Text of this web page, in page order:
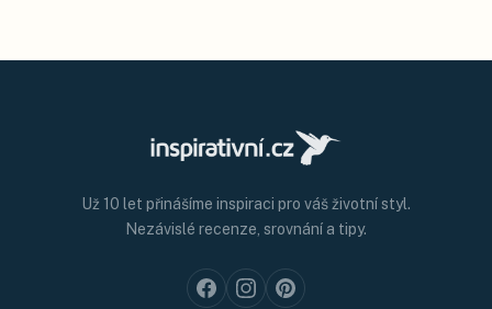
Už 10 let přinášíme inspiraci pro váš životní styl.
Nezávislé recenze, srovnání a tipy.